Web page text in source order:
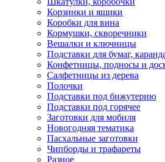
Корзинки и ящики
Коробки для вина
Кормушки, скворечники
Вешалки и ключницы
Подставки для бумаг,
Конфетницы, подносы и
Салфетницы из дерева
Полочки
Подставки под бижутерию
Подставки под горячее
Заготовки для мобиля
Новогодняя тематика
Пасхальные заготовки
Чипборды и трафареты
Разное